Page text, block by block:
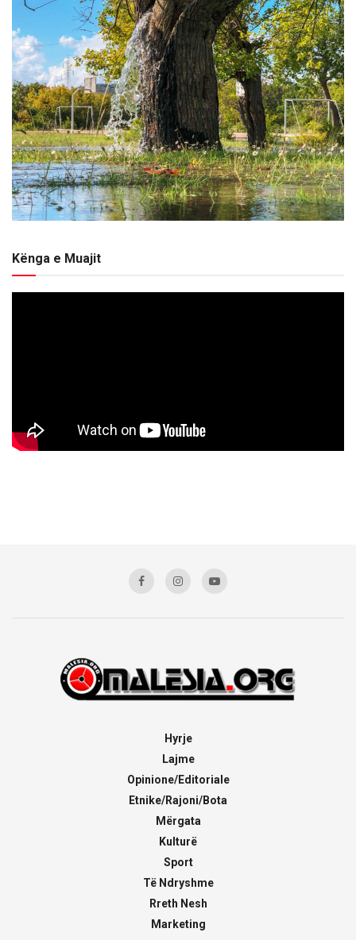
Kënga e Muajit
Hyrje
Lajme
Opinione/Editoriale
Etnike/Rajoni/Bota
Mërgata
Kulturë
Sport
Të Ndryshme
Rreth Nesh
Marketing